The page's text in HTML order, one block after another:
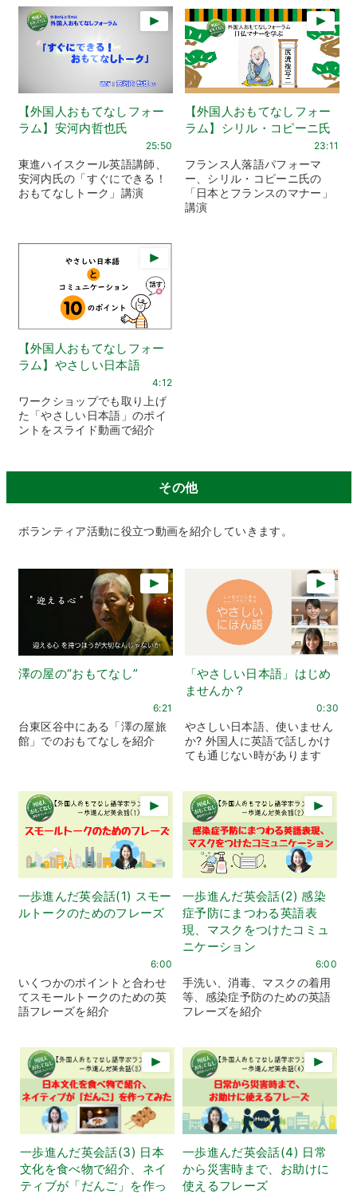
【外国人おもてなしフォー
ラム】安河内哲也氏
25:50
東進ハイスクール英語講師、
安河内氏の「すぐにできる！
おもてなしトーク」講演
【外国人おもてなしフォー
ラム】シリル・コピーニ氏
23:11
フランス人落語パフォーマ
ー、シリル・コピーニ氏の
「日本とフランスのマナー」
講演
【外国人おもてなしフォー
ラム】やさしい日本語
4:12
ワークショップでも取り上げ
た「やさしい日本語」のポイ
ントをスライド動画で紹介
その他
ボランティア活動に役立つ動画を紹介していきます。
澤の屋の“おもてなし”
6:21
台東区谷中にある「澤の屋旅
館」でのおもてなしを紹介
「やさしい日本語」はじめ
ませんか？
0:30
やさしい日本語、使いません
か? 外国人に英語で話しかけ
ても通じない時があります
一歩進んだ英会話(1) スモー
ルトークのためのフレーズ
6:00
いくつかのポイントと合わせ
てスモールトークのための英
語フレーズを紹介
一歩進んだ英会話(2) 感染
症予防にまつわる英語表
現、マスクをつけたコミュ
ニケーション
6:00
手洗い、消毒、マスクの着用
等、感染症予防のための英語
フレーズを紹介
一歩進んだ英会話(3) 日本
文化を食べ物で紹介、ネイ
ティブが「だんご」を作っ
一歩進んだ英会話(4) 日常
から災害時まで、お助けに
使えるフレーズ